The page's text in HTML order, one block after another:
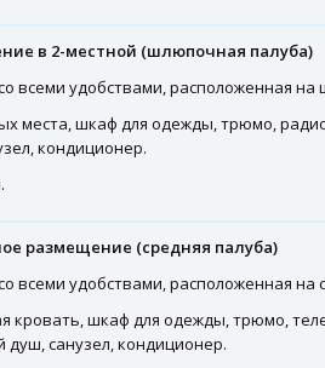
в 2-местной (шлюпочная палуба)
всеми удобствами, расположенная на
места, шкаф для одежды, трюмо,
кондиционер.
размещение (средняя палуба)
всеми удобствами, расположенная на
кровать, шкаф для одежды, трюмо,
душ, санузел, кондиционер.